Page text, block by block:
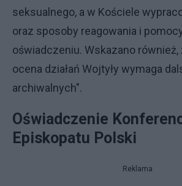
seksualnego, a w Kościele
oraz sposoby reagowania i
oświadczeniu. Wskazano również,
ocena działań Wojtyły wymaga
archiwalnych".
Oświadczenie
Episkopatu Polski
Reklama